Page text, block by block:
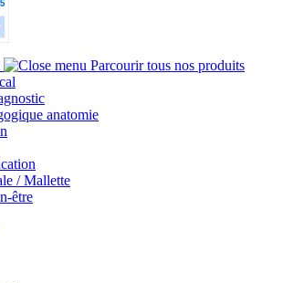
Parcourir tous nos produits
anatomie
/ Mallette
être